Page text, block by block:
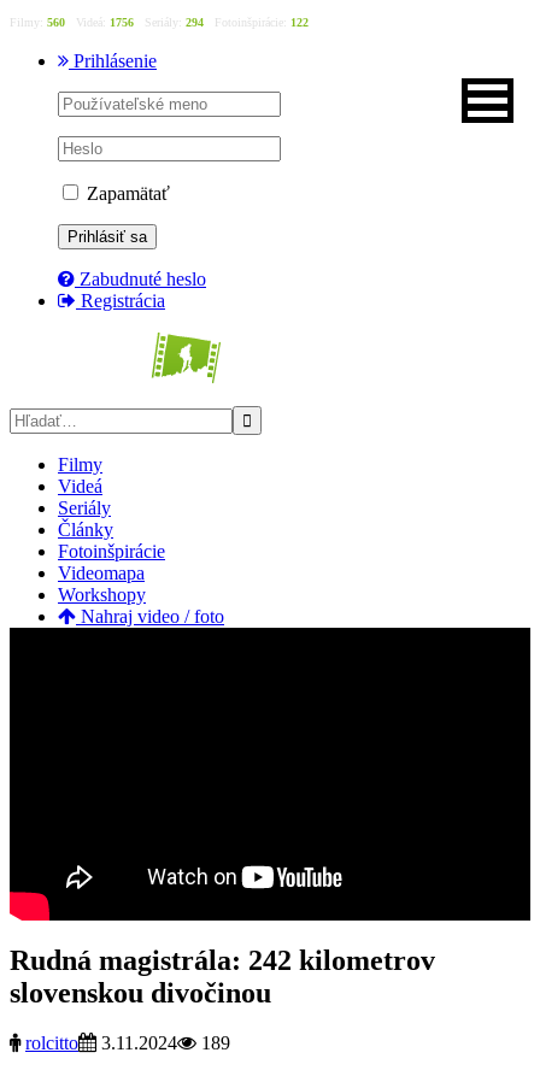
Filmy: 560 Videá: 1756 Seriály: 294 Fotoinšpirácie: 122
Prihlásenie
Zapamätať
Zabudnuté heslo
Registrácia
Filmy
Videá
Seriály
Články
Fotoinšpirácie
Videomapa
Workshopy
Nahraj video / foto
Rudná magistrála: 242 kilometrov
slovenskou divočinou
rolcitto 3.11.2024 189